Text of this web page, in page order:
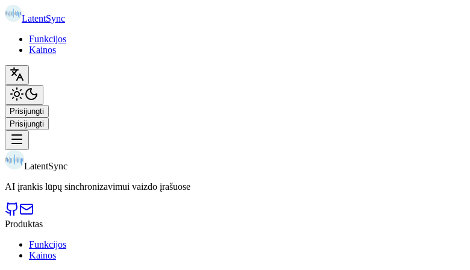
LatentSync
Funkcijos
Kainos
Prisijungti
Prisijungti
LatentSync
AI įrankis lūpų sinchronizavimui vaizdo įrašuose
Produktas
Funkcijos
Kainos